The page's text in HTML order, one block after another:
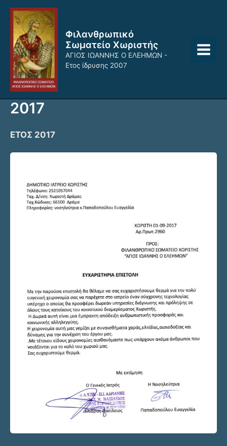
Μετάβαση
περιεχόμενο
Φιλανθρωπικό
Σωματείο Χωριστής
ΑΓΙΟΣ ΙΩΑΝΝΗΣ Ο ΕΛΕΗΜΩΝ -
Ετος ίδρυσης 2007
2017
ΕΤΟΣ 2017